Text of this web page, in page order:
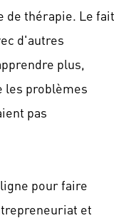
de thérapie. Le fait
d'autres
plus,
les problèmes
pas
pour faire
et